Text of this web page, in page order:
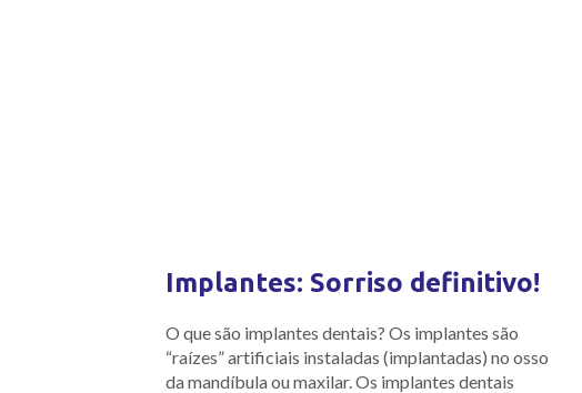
Implantes: Sorriso definitivo!
O que são implantes dentais? Os implantes são
“raízes” artificiais instaladas (implantadas) no osso
da mandíbula ou maxilar. Os implantes dentais